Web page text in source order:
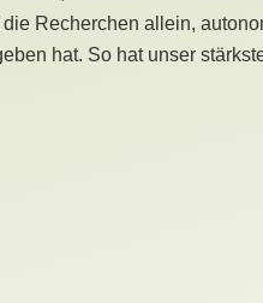
Recherchen allein,
hat. So hat unser